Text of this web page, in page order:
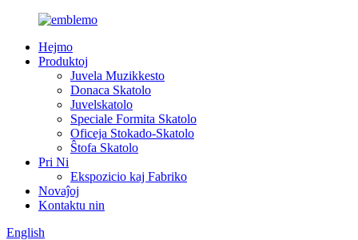
Hejmo
Produktoj
Juvela Muzikkesto
Donaca Skatolo
Juvelskatolo
Speciale Formita Skatolo
Oficeja Stokado-Skatolo
Ŝtofa Skatolo
Pri Ni
Ekspozicio kaj Fabriko
Novaĵoj
Kontaktu nin
English